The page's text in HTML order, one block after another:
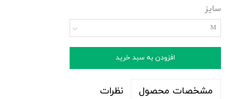
سایز
M
افزودن به سبد خرید
مشخصات محصول نظرات